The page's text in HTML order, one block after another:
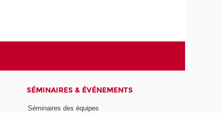
SÉMINAIRES & ÉVÉNEMENTS
Séminaires des équipes